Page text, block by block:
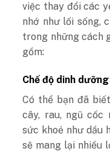
việc thay đổi các
nhớ như lối sống,
trong những cách
gồm:
Chế độ dinh
Có thể bạn đã
cây, rau, ngũ cốc
sức khoẻ như dầu
sẽ mang lại nhiều